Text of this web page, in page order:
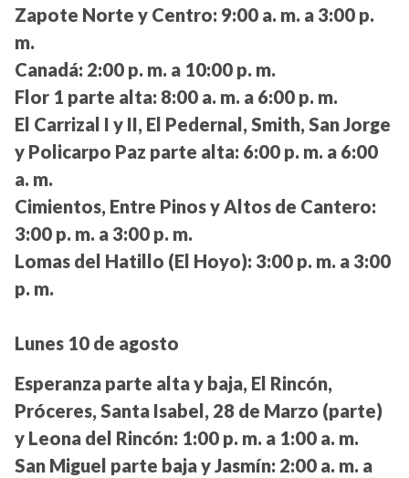
Zapote Norte y Centro: 9:00 a. m. a 3:00 p.
m.
Canadá: 2:00 p. m. a 10:00 p. m.
Flor 1 parte alta: 8:00 a. m. a 6:00 p. m.
El Carrizal I y II, El Pedernal, Smith, San Jorge
y Policarpo Paz parte alta: 6:00 p. m. a 6:00
a. m.
Cimientos, Entre Pinos y Altos de Cantero:
3:00 p. m. a 3:00 p. m.
Lomas del Hatillo (El Hoyo): 3:00 p. m. a 3:00
p. m.
Lunes 10 de agosto
Esperanza parte alta y baja, El Rincón,
Próceres, Santa Isabel, 28 de Marzo (parte)
y Leona del Rincón: 1:00 p. m. a 1:00 a. m.
San Miguel parte baja y Jasmín: 2:00 a. m. a